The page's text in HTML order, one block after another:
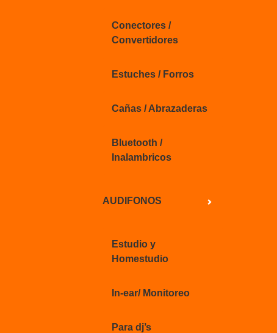
Conectores /
Convertidores
Estuches / Forros
Cañas / Abrazaderas
Bluetooth /
Inalambricos
AUDIFONOS
Estudio y
Homestudio
In-ear/ Monitoreo
Para dj’s